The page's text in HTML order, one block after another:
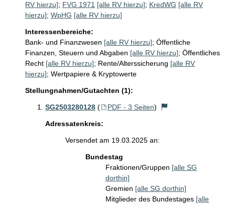
RV hierzu]; FVG 1971 [alle RV hierzu]; KredWG [alle RV
hierzu]; WpHG [alle RV hierzu]
Interessenbereiche:
Bank- und Finanzwesen [alle RV hierzu]; Öffentliche
Finanzen, Steuern und Abgaben [alle RV hierzu]; Öffentliches
Recht [alle RV hierzu]; Rente/Alterssicherung [alle RV
hierzu]; Wertpapiere & Kryptowerte
Stellungnahmen/Gutachten (1):
SG2503280128 ( PDF - 3 Seiten)
Adressatenkreis:
Versendet am 19.03.2025 an:
Bundestag
Fraktionen/Gruppen [alle SG
dorthin]
Gremien [alle SG dorthin]
Mitglieder des Bundestages [alle